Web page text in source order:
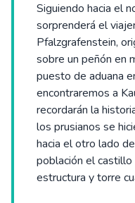
Siguiendo hacia el
sorprenderá el
Pfalzgrafenstein,
sobre un peñón en
puesto de aduana
encontraremos a
recordarán la
los prusianos se
hacia el otro lado
población el
estructura y torre